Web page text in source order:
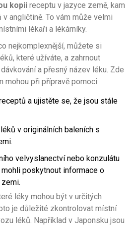
kopii receptu v jazyce země, kam
angličtině. To vám může velmi
lékaři a lékárníky.
nejkomplexnější, můžete si
které užíváte, a zahrnout
a přesný název léku. Zde
mohou při přípravě pomoci:
a ujistěte se, že jsou stále
v originálních baleních s
velvyslanectví nebo konzulátu
poskytnout informace o
léky mohou být v určitých
je důležité zkontrolovat místní
léků. Například v Japonsku jsou